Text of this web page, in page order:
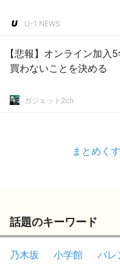
U-1 NEWS
【悲報】オンライン加
買わないことを決める
ガジェット2ch
まとめく
話題のキーワード
乃木坂 小学館 バレ